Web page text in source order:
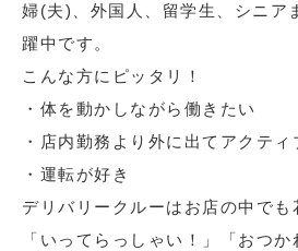
婦(夫)、外国人、留学生、シニア
躍中です。
こんな方にピッタリ！
・体を動かしながら働きたい
・店内勤務より外に出てアクティ
・運転が好き
デリバリークルーはお店の中でも
「いってらっしゃい！」「おつ